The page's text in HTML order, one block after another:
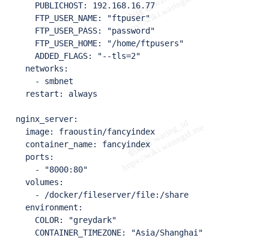
      PUBLICHOST: 192.168.16.77
      FTP_USER_NAME: "ftpuser"
      FTP_USER_PASS: "password"
      FTP_USER_HOME: "/home/ftpusers"
      ADDED_FLAGS: "--tls=2"
    networks:
      - smbnet
    restart: always
  nginx_server:
    image: fraoustin/fancyindex
    container_name: fancyindex
    ports:
      - "8000:80"
    volumes:
      - /docker/fileserver/file:/share
    environment:
      COLOR: "greydark"
      CONTAINER_TIMEZONE: "Asia/Shanghai"